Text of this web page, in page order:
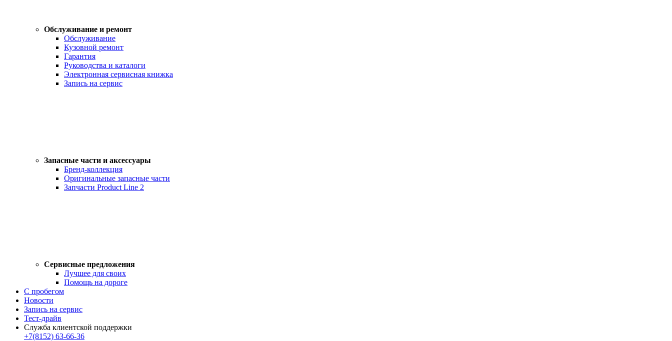
Обслуживание и ремонт
Обслуживание
Кузовной ремонт
Гарантия
Руководства и каталоги
Электронная сервисная книжка
Запись на сервис
Запасные части и аксессуары
Бренд-коллекция
Оригинальные запасные части
Запчасти Product Line 2
Сервисные предложения
Лучшее для своих
Помощь на дороге
С пробегом
Новости
Запись на сервис
Тест-драйв
Служба клиентской поддержки
+7(8152) 63-66-36